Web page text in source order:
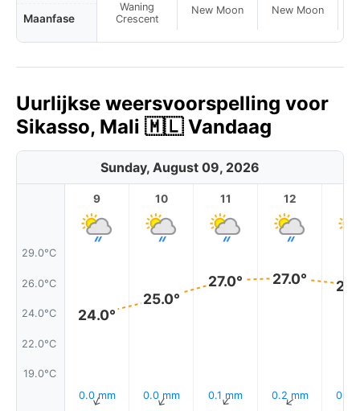
Maanfase
Waning
Crescent
New Moon New Moon
Uurlijkse weersvoorspelling voor
Sikasso, Mali 🇲🇱 Vandaag
Sunday, August 09, 2026
29.0°C
26.0°C
24.0°C
22.0°C
19.0°C
9
24.0°
0.0 mm
↑
10
25.0°
0.0 mm
↑
11
27.0°
0.1 mm
↑
12
27.0°
0.2 mm
↑ 0.2